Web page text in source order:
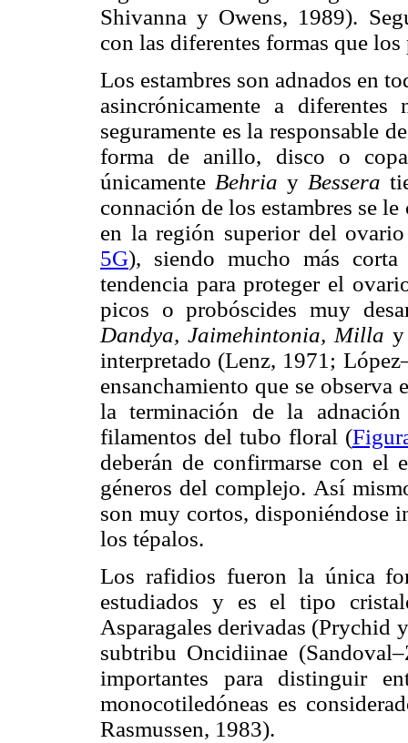
Shivanna y Owens, 1989).
con las diferentes formas que
Los estambres son adnados en
asincrónicamente a
seguramente es la responsable
forma de anillo, disco o
únicamente Behria y Bessera
connación de los estambres se
en la región superior del
5G), siendo mucho más
tendencia para proteger el
picos o probóscides muy
Dandya, Jaimehintonia, Milla
interpretado (Lenz, 1971;
ensanchamiento que se
la terminación de la
filamentos del tubo floral (
deberán de confirmarse con el
géneros del complejo. Así
son muy cortos, disponiéndose
los tépalos.
Los rafidios fueron la única
estudiados y es el tipo
Asparagales derivadas
subtribu Oncidiinae
importantes para distinguir
monocotiledóneas es
Rasmussen, 1983).